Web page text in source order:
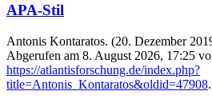
APA-Stil
Antonis Kontaratos. (20. Dezember
Abgerufen am 8. August 2026, 17:25
https://atlantisforschung.de/index.php?
title=Antonis_Kontaratos&oldid=47908.